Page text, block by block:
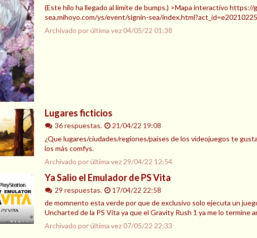
(Este hilo ha llegado al límite de bumps.) >Mapa interactivo
sea.mihoyo.com/ys/event/signin-sea/
Archivado por última vez04/05/22 01:38
Lugares ficticios
36 respuestas.
21/04/22 19:08
¿Que lugares/ciudades/regiones/países de los videojuegos te
los más comfys.
Archivado por última vez 29/04/22 12:54
Ya Salio el Emulador de PS Vita
29 respuestas.
17/04/22 22:58
de momnento esta verde por que de exclusivo solo ejecuta un
Uncharted de la PS Vita ya que el Gravity Rush 1 ya me lo termine
Archivado por última vez07/05/22 22:33